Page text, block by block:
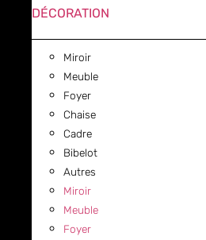
DÉCORATION
Miroir
Meuble
Foyer
Chaise
Cadre
Bibelot
Autres
Miroir
Meuble
Foyer